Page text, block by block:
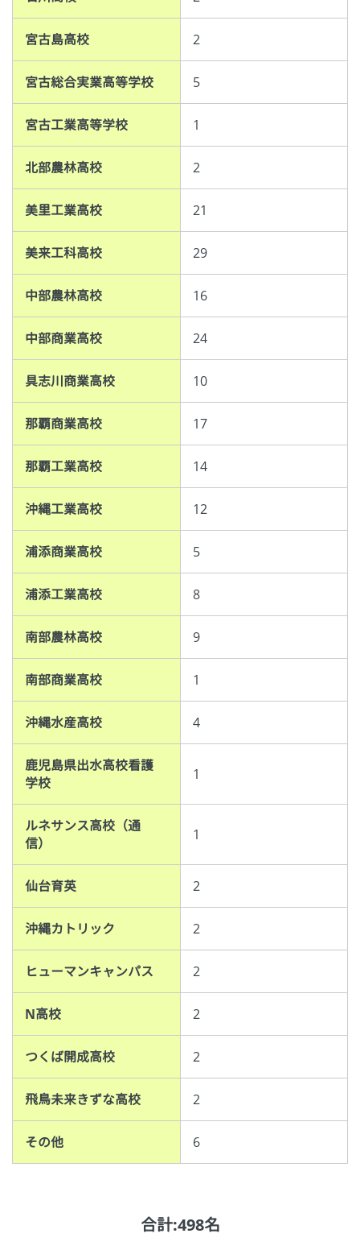
宮古島高校 2
宮古総合実業高等学校 5
宮古工業高等学校 1
北部農林高校 2
美里工業高校 21
美来工科高校 29
中部農林高校 16
中部商業高校 24
具志川商業高校 10
那覇商業高校 17
那覇工業高校 14
沖縄工業高校 12
浦添商業高校 5
浦添工業高校 8
南部農林高校 9
南部商業高校 1
沖縄水産高校 4
鹿児島県出水高校看護
学校
1
ルネサンス高校（通
信）
1
仙台育英 2
沖縄カトリック 2
ヒューマンキャンパス 2
N高校 2
つくば開成高校 2
飛鳥未来きずな高校 2
その他 6
合計:498名